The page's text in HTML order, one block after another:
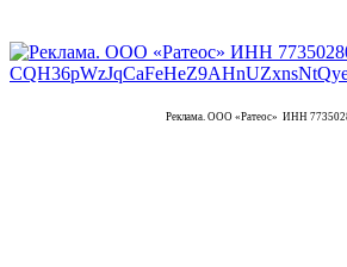
Реклама. ООО «Ратеос» ИНН